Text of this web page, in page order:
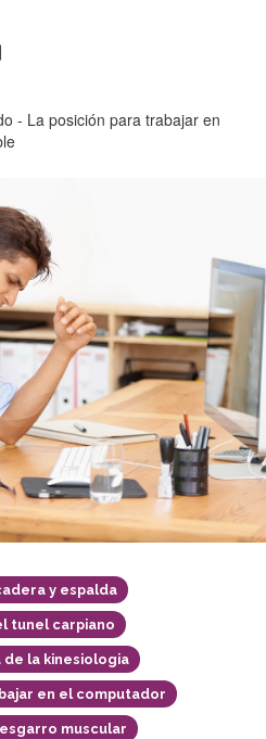
- La posición para trabajar en
y espalda
tunel carpiano
de la kinesiologia
en el computador
muscular